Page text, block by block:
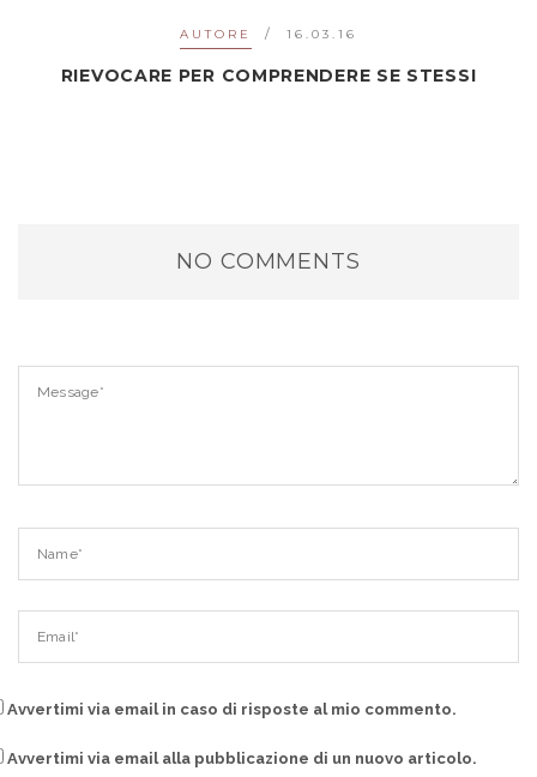
AUTORE 16.03.16
RIEVOCARE PER COMPRENDERE SE STESSI
NO COMMENTS
Avvertimi via email in caso di risposte al mio commento.
Avvertimi via email alla pubblicazione di un nuovo articolo.